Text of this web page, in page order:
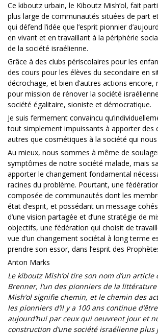
Ce kiboutz urbain, le Kiboutz Mish’ol, fait
plus large de communautés situées de part et
qui défend l’idée que l’esprit pionnier
en vivant et en travaillant à la périphérie
de la société israélienne.
Grâce à des clubs périscolaires pour les
des cours pour les élèves du secondaire en
décrochage, et bien d’autres actions encore,
pour mission de rénover la société
société égalitaire, sioniste et démocratique.
Je suis fermement convaincu
tout simplement impuissants à apporter des
autres que cosmétiques à la société qui
Au mieux, nous sommes à même de
symptômes de notre société malade, mais
apporter le changement fondamental
racines du problème. Pourtant, une
composée de communautés dont les
état d’esprit, et possédant un message
d’une vision partagée et d’une stratégie de
objectifs, une fédération qui choisit de
vue d’un changement sociétal à long terme
prendre son essor, dans l’esprit des
Anton Marks
Le kiboutz Mish’ol tire son nom d’un article
Brenner, l’un des pionniers de la
Mish’ol signifie chemin, et le chemin des
les pionniers d’il y a 100 ans continue
aujourd’hui par ceux qui oeuvrent jour et
construction d’une société israélienne plus